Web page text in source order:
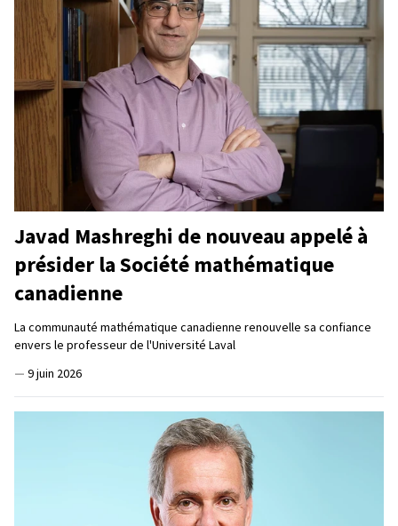
Javad Mashreghi de nouveau appelé à
présider la Société mathématique
canadienne
La communauté mathématique canadienne renouvelle sa confiance
envers le professeur de l'Université Laval
— 9 juin 2026